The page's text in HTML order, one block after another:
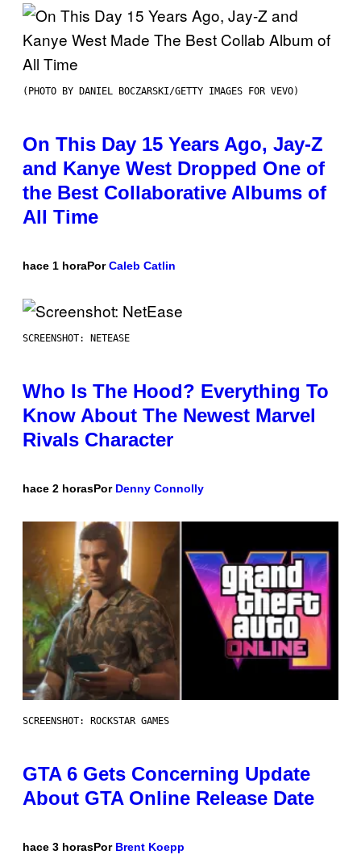
(PHOTO BY DANIEL BOCZARSKI/GETTY IMAGES FOR VEVO)
On This Day 15 Years Ago, Jay-Z
and Kanye West Dropped One of
the Best Collaborative Albums of
All Time
hace 1 horaPorCaleb Catlin
SCREENSHOT: NETEASE
Who Is The Hood? Everything To
Know About The Newest Marvel
Rivals Character
hace 2 horasPor Denny Connolly
SCREENSHOT: ROCKSTAR GAMES
GTA 6 Gets Concerning Update
About GTA Online Release Date
hace 3 horasPor Brent Koepp